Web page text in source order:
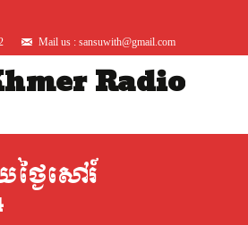
Mail us : sansuwith@gmail.com
Radio
ងៃសៅរ៍